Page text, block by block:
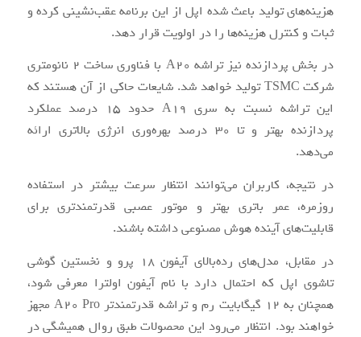
هزینه‌های تولید باعث شده اپل از این برنامه عقب‌نشینی کرده و
ثبات و کنترل هزینه‌ها را در اولویت قرار دهد.
در بخش پردازنده نیز تراشه A20 با فناوری ساخت 2 نانومتری
شرکت TSMC تولید خواهد شد. شایعات حاکی از آن هستند که
این تراشه نسبت به سری A19 حدود 15 درصد عملکرد
پردازنده بهتر و تا 30 درصد بهره‌وری انرژی بالاتری ارائه
می‌دهد.
در نتیجه، کاربران می‌توانند انتظار سرعت بیشتر در استفاده
روزمره، عمر باتری بهتر و موتور عصبی قدرتمندتری برای
قابلیت‌های آینده هوش مصنوعی داشته باشند.
در مقابل، مدل‌های رده‌بالای آیفون 18 پرو و نخستین گوشی
تاشوی اپل که احتمال دارد با نام آیفون اولترا معرفی شود،
همچنان به 12 گیگابایت رم و تراشه قدرتمندتر A20 Pro مجهز
خواهند بود. انتظار می‌رود این محصولات طبق روال همیشگی در